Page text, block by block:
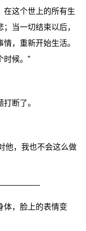
在这个世上的所有生
当一切结束以后，
，重新开始生活。
时候。”
断了。
他，我也不会这么做
体，脸上的表情变